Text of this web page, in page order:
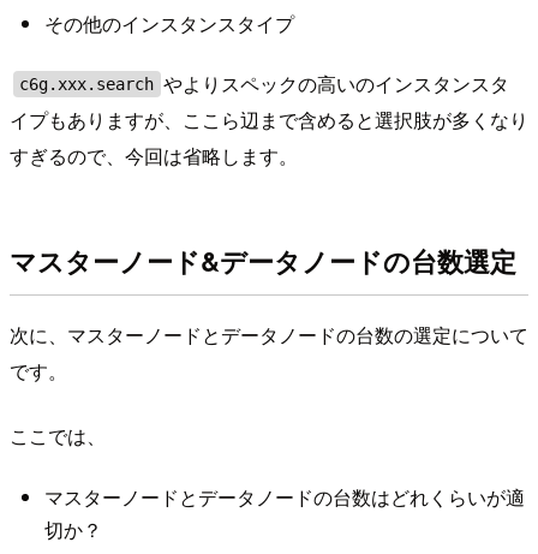
その他のインスタンスタイプ
c6g.xxx.search やよりスペックの高いのインスタンスタ
イプもありますが、ここら辺まで含めると選択肢が多くなり
すぎるので、今回は省略します。
マスターノード&データノードの台数選定
次に、マスターノードとデータノードの台数の選定について
です。
ここでは、
マスターノードとデータノードの台数はどれくらいが適
切か？